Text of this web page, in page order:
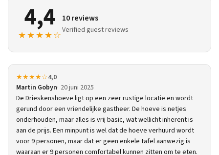
4,4
★★★★☆
10 reviews
Verified guest reviews
★★★★☆4,0
Martin Gobyn 20 juni 2025
De Drieskenshoeve ligt op een zeer rustige locatie en wordt
gerund door een vriendelijke gastheer. De hoeve is netjes
onderhouden, maar alles is vrij basic, wat wellicht inherent is
aan de prijs. Een minpunt is wel dat de hoeve verhuurd wordt
voor 9 personen, maar dat er geen enkele tafel aanwezig is
waaraan er 9 personen comfortabel kunnen zitten om te eten.